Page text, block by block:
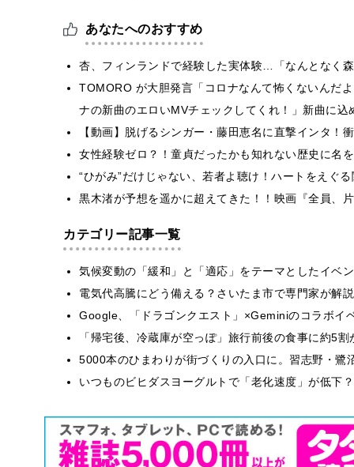
あなたへのおすすめ
杏、フィンランドで経験した実体験…「なんとなく
TOMORO が大胆発言「コロナなんて怖くないんだ
ナの新曲のエロいMVチェックしてくれ！」新曲に込
【動画】脱げるシンガー・藤田恵名に直撃インタ！
女性経験ゼロ？！童貞だったかも知れない歴史に名
“ひがみ”だけじゃない、若者よ聴け！ハートをえぐ
黒木渚が予想を遥かに超えてきた！！映画『全員、
カテゴリー記事一覧
気候変動の「緩和」と「適応」をテーマとしたイベ
電気代高騰にどう備える？さいたま市で専門家が解
Google、「ドラゴンクエスト」×Geminiのコラボイ
「帰宅後、冷蔵庫が空っぽ」旅行前後の食事に約5
5000本のひまわりが街づくりの入口に。習志野・
いつものビヒダスヨーグルトで「老化速度」が低